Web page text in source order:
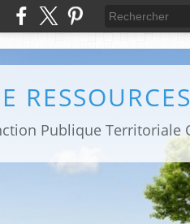
RESSOURCES